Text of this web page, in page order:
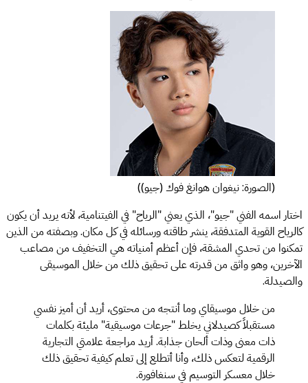
(الصورة: نيغوان هوانغ فوك (جيو))
اختار اسمه الفني "جيو"، الذي يعني "الرياح" في الفيتنامية، لأنه يريد أن يكون
كالرياح القوية المتدفقة، ينشر طاقته ورسائله في كل مكان. وبصفته من الذين
تمكنوا من تحدي المشقة، فإن أعظم أمنياته هي التخفيف من مصاعب
الآخرين، وهو واثق من قدرته على تحقيق ذلك من خلال الموسيقى
والصيدلة.
من خلال موسيقاي وما أنتجه من محتوى، أريد أن أميز نفسي
مستقبلاً كصيدلاني يخلط "جرعات موسيقية" مليئة بكلمات
ذات معنى وذات ألحان جذابة. أريد مراجعة علامتي التجارية
الرقمية لتعكس ذلك، وأنا أتطلع إلى تعلم كيفية تحقيق ذلك
خلال معسكر التوسيم في سنغافورة.